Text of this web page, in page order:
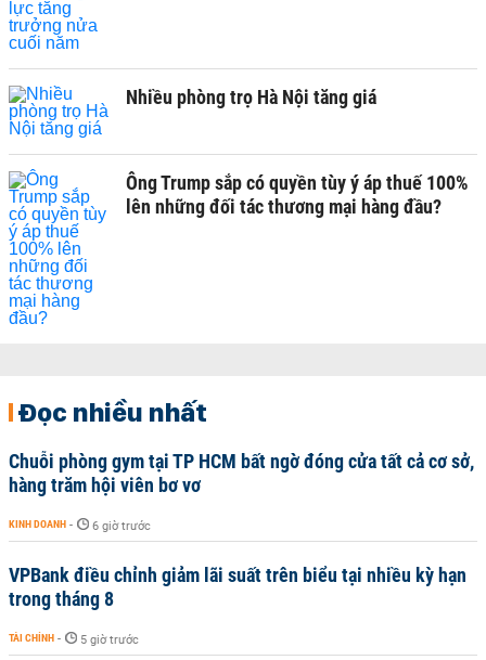
Nhiều phòng trọ Hà Nội tăng giá
Ông Trump sắp có quyền tùy ý áp thuế 100%
lên những đối tác thương mại hàng đầu?
Đọc nhiều nhất
Chuỗi phòng gym tại TP HCM bất ngờ đóng cửa tất cả cơ sở,
hàng trăm hội viên bơ vơ
KINH DOANH - 6 giờ trước
VPBank điều chỉnh giảm lãi suất trên biểu tại nhiều kỳ hạn
trong tháng 8
TÀI CHÍNH - 5 giờ trước